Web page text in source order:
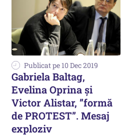
Publicat pe 10 Dec 2019
Gabriela Baltag,
Evelina Oprina şi
Victor Alistar, ”formă
de PROTEST”. Mesaj
exploziv